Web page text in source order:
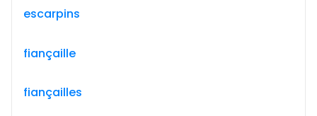
escarpins
fiançaille
fiançailles